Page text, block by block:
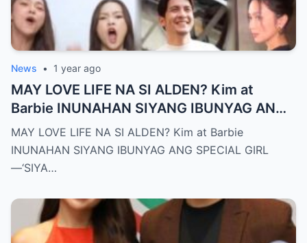
News • 1 year ago
MAY LOVE LIFE NA SI ALDEN? Kim at
Barbie INUNAHAN SIYANG IBUNYAG ANG
SPECIAL GIRL—‘SIYA ANG TUNAY NA
INIINGATAN NIYA!’
MAY LOVE LIFE NA SI ALDEN? Kim at Barbie
INUNAHAN SIYANG IBUNYAG ANG SPECIAL GIRL
—‘SIYA…